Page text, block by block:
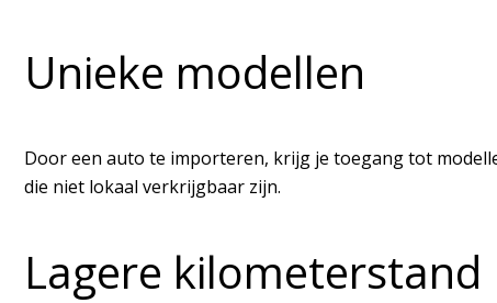
Unieke modellen
Door een auto te importeren, krijg je toegang tot
die niet lokaal verkrijgbaar zijn.
Lagere kilometerstand